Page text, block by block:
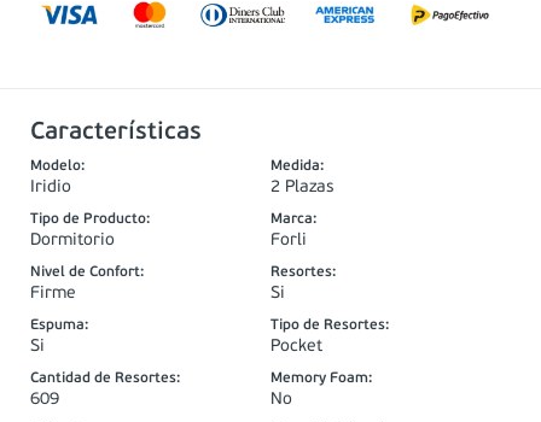
Características
Modelo:
Iridio
Medida:
2 Plazas
Tipo de Producto:
Dormitorio
Marca:
Forli
Nivel de Confort:
Firme
Resortes:
Si
Espuma:
Si
Tipo de Resortes:
Pocket
Cantidad de Resortes:
609
Memory Foam:
No